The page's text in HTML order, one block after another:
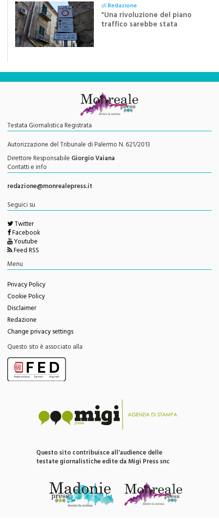
diRedazione
"Una rivoluzione del piano
traffico sarebbe stata
Testata Giornalistica Registrata
Autorizzazione del Tribunale di Palermo N. 621/2013
Direttore Responsabile Giorgio Vaiana
Contatti e info
redazione@monrealepress.it
Seguici su
Twitter
Facebook
Youtube
Feed RSS
Menu
Privacy Policy
Cookie Policy
Disclaimer
Redazione
Change privacy settings
Questo sito è associato alla
Questo sito contribuisce all'audience delle
testate giornalistiche edite da Migi Press snc